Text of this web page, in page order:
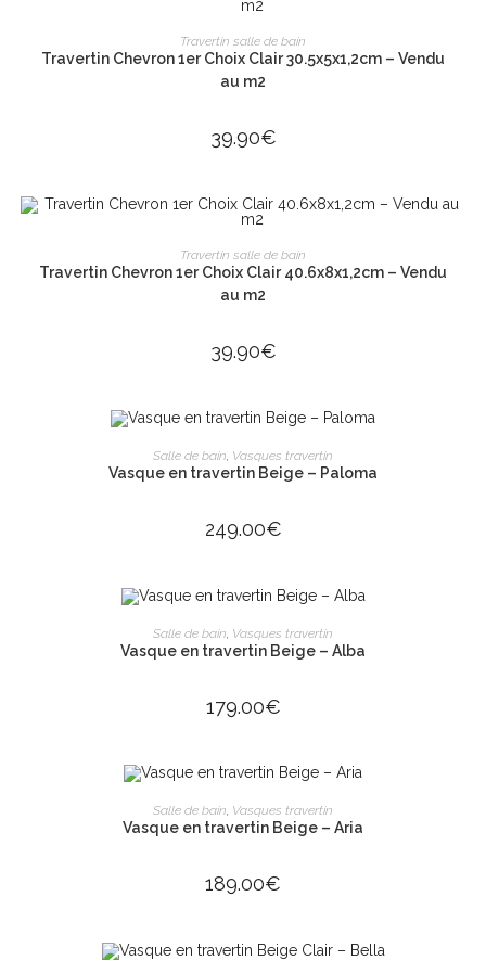
AJOUTER AU PANIER
Travertin salle de bain
Travertin Chevron 1er Choix Clair 30.5x5x1,2cm – Vendu
au m2
39.90€
AJOUTER AU PANIER
Travertin salle de bain
Travertin Chevron 1er Choix Clair 40.6x8x1,2cm – Vendu
au m2
39.90€
AJOUTER AU PANIER
Salle de bain Vasques travertin
Vasque en travertin Beige – Paloma
249.00€
AJOUTER AU PANIER
Salle de bain Vasques travertin
Vasque en travertin Beige – Alba
179.00€
AJOUTER AU PANIER
Salle de bain, Vasques travertin
Vasque en travertin Beige – Aria
189.00€